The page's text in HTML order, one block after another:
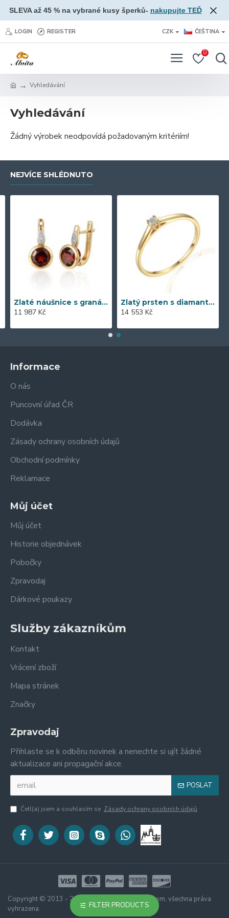
SLEVA až 45 % na vybrané kusy šperků- nakupujte TEĎ
LOGIN REGISTER CZK ČEŠTINA
0
Vyhledávání
Vyhledávání
Žádný výrobek neodpovídá požadovaným kritériím!
NEJVÍCE SHLÉDNUTO
Zlaté náušnice s granátem 585/1000, 3,57 gr - 73805E002
11 987 Kč
Zlatý prsten s diamantem 585/1000, 0,06 ct - 42404R023
14 553 Kč
Informace
O nás
Puncovní úřad ČR
Dodávka
Zásady ochrany osobních údajů
Obchodní podmínky
Reklamace
Můj účet
Můj účet
Historie objednávek
Pobočky
Zpravodaj
Dárkové poukazy
Služby zákazníkům
Kontakt
Vrácení zboží
Mapa stránek
Značky
Zpravodaj
Přihlaste se k odběru novinek a nenechte si ujít žádné
aktualizace ani propagační akce.
POSLAT
Četl(a) jsem a souhlasím se Zásady ochrany osobních údajů
Copyright © 2013 - 2020, www.alvitajewellery.com, všechna práva
vyhrazena
FILTER PRODUCTS